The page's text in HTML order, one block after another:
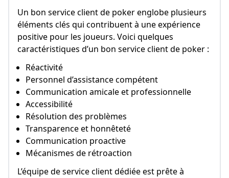
Un bon service client de poker englobe plusieurs
éléments clés qui contribuent à une expérience
positive pour les joueurs. Voici quelques
caractéristiques d’un bon service client de poker :
Réactivité
Personnel d’assistance compétent
Communication amicale et professionnelle
Accessibilité
Résolution des problèmes
Transparence et honnêteté
Communication proactive
Mécanismes de rétroaction
L’équipe de service client dédiée est prête à